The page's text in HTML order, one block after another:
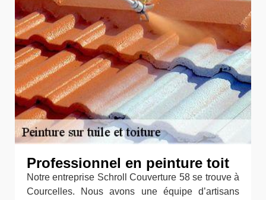
Professionnel en peinture toit
Notre entreprise Schroll Couverture 58 se trouve à
Courcelles. Nous avons une équipe d’artisans